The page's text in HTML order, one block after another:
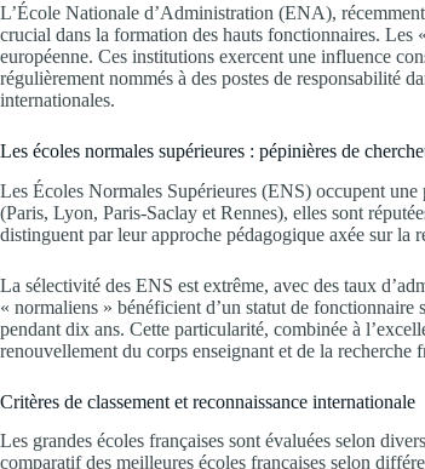
L’École Nationale d’Administration (ENA),
crucial dans la formation des hauts fonctionnaires. Les
européenne. Ces institutions exercent une influence
régulièrement nommés à des postes de responsabilité
internationales.
Les écoles normales supérieures : pépinières de
Les Écoles Normales Supérieures (ENS) occupent
(Paris, Lyon, Paris-Saclay et Rennes), elles sont
distinguent par leur approche pédagogique axée sur la
La sélectivité des ENS est extrême, avec des taux
« normaliens » bénéficient d’un statut de fonctionnaire
pendant dix ans. Cette particularité, combinée à
renouvellement du corps enseignant et de la recherche
Critères de classement et reconnaissance internationale
Les grandes écoles françaises sont évaluées selon
comparatif des meilleures écoles françaises selon